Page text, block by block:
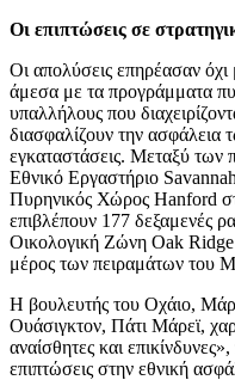
Οι επιπτώσεις σε
Οι απολύσεις επηρέασαν
άμεσα με τα προγράμματα
υπαλλήλους που
διασφαλίζουν την ασφάλεια
εγκαταστάσεις. Μεταξύ των
Εθνικό Εργαστήριο
Πυρηνικός Χώρος Hanford
επιβλέπουν 177 δεξαμενές
Οικολογική Ζώνη Oak Ridge
μέρος των πειραμάτων του
Η βουλευτής του Οχάιο,
Ουάσιγκτον, Πάτι Μάρεϊ,
αναίσθητες και
επιπτώσεις στην εθνική